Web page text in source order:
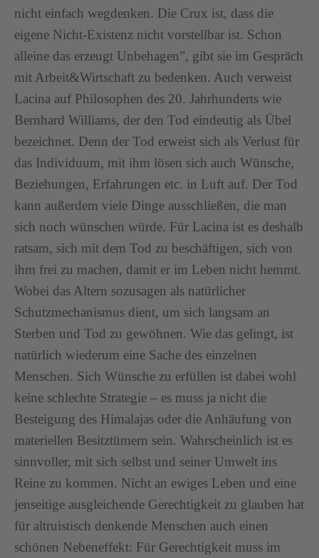
nicht einfach wegdenken. Die Crux ist, dass die
eigene Nicht-Existenz nicht vorstellbar ist. Schon
alleine das erzeugt Unbehagen”, gibt sie im Gespräch
mit Arbeit&Wirtschaft zu bedenken. Auch verweist
Lacina auf Philosophen des 20. Jahrhunderts wie
Bernhard Williams, der den Tod eindeutig als Übel
bezeichnet. Denn der Tod erweist sich als Verlust für
das Individuum, mit ihm lösen sich auch Wünsche,
Beziehungen, Erfahrungen etc. in Luft auf. Der Tod
kann außerdem viele Dinge ausschließen, die man
sich noch wünschen würde. Für Lacina ist es deshalb
ratsam, sich mit dem Tod zu beschäftigen, sich von
ihm frei zu machen, damit er im Leben nicht hemmt.
Wobei das Altern sozusagen als natürlicher
Schutzmechanismus dient, um sich langsam an
Sterben und Tod zu gewöhnen. Wie das gelingt, ist
natürlich wiederum eine Sache des einzelnen
Menschen. Sich Wünsche zu erfüllen ist dabei wohl
keine schlechte Strategie – es muss ja nicht die
Besteigung des Himalajas oder die Anhäufung von
materiellen Besitztümern sein. Wahrscheinlich ist es
sinnvoller, mit sich selbst und seiner Umwelt ins
Reine zu kommen. Nicht an ewiges Leben und eine
jenseitige ausgleichende Gerechtigkeit zu glauben hat
für altruistisch denkende Menschen auch einen
schönen Nebeneffekt: Für Gerechtigkeit muss im